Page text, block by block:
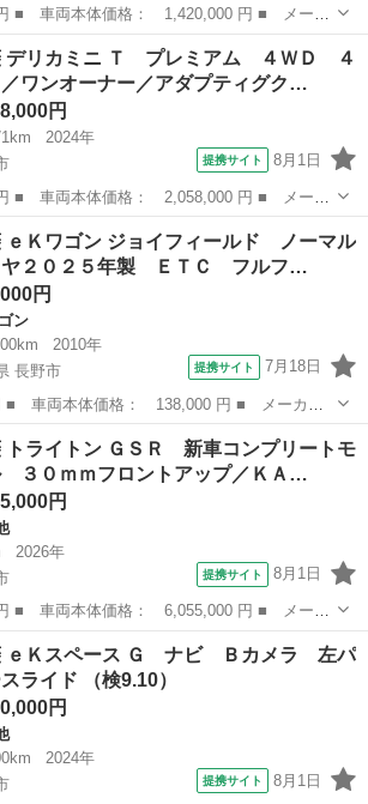
： ｅＫクロス ＥＶ ■ グレード名： Ｐ
マイパイロット ■ 排気量： - ■ ドア枚
菱
デリカミニ Ｔ プレミアム ４ＷＤ ４
ワンオーナー／アダプティグク…
円
2024年
提携サイト 8月1日
： デリカミニ ■ グレード名： Ｔ プレ
ワンオーナー／アダプティグクルーズコン
菱
ｅＫワゴン ジョイフィールド ノーマル
ヤ２０２５年製 ＥＴＣ フルフ…
円
ン
2010年
長野市
提携サイト 7月18日
ｅＫワゴン ■ グレード名： ジョイフィ
２０２５年製 ＥＴＣ フルフラットシー
ワゴン
トライトン ＧＳＲ 新車コンプリートモ
３０ｍｍフロントアップ／ＫＡ…
円
2026年
提携サイト 8月1日
： トライトン ■ グレード名： ＧＳＲ
３０ｍｍフロントアップ／ＫＡＮＯＮＥ２
の他
ｅＫスペース Ｇ ナビ Ｂカメラ 左パ
ライド （検9.10）
円
2024年
提携サイト 8月1日